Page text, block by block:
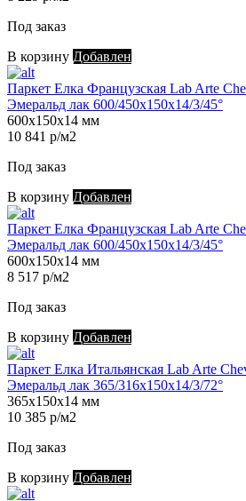
Под заказ
В корзину Добавлен
Паркет Елка Французская Lab Arte
Эмеральд лак 600/450х150х14/3/45°
600х150х14 мм
10 841 р/м2
Под заказ
В корзину Добавлен
Паркет Елка Французская Lab Arte
Эмеральд лак 600/450х150х14/3/45°
600х150х14 мм
8 517 р/м2
Под заказ
В корзину Добавлен
Паркет Елка Итальянская Lab Arte
Эмеральд лак 365/316х150х14/3/72°
365х150х14 мм
10 385 р/м2
Под заказ
В корзину Добавлен